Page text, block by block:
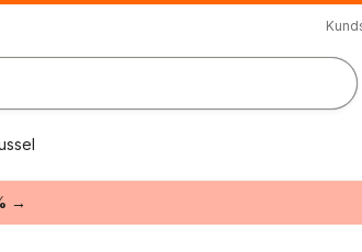
→